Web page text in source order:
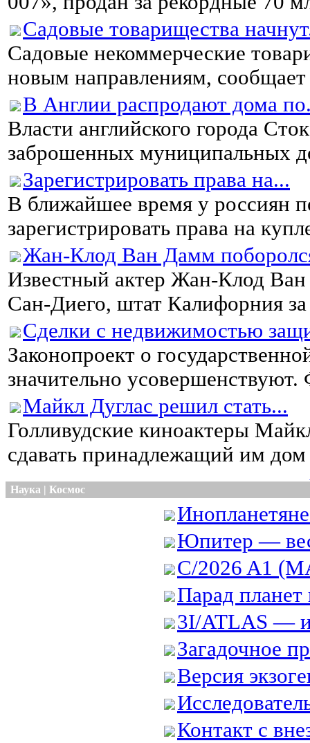
Садовые товарищества
Садовые некоммерческие
новым направлениям,
В Англии распродают дома
Власти английского города
заброшенных муниципальных
Зарегистрировать права на...
В ближайшее время у россиян
зарегистрировать права на
Жан-Клод Ван Дамм
Известный актер Жан-Клод
Сан-Диего, штат Калифорния
Сделки с недвижимостью
Законопроект о
значительно усовершенствуют.
Майкл Дуглас решил стать...
Голливудские киноактеры
сдавать принадлежащий им дом
Наука | Космос
Юпитер —
C/2026 A1
Парад планет
3I/ATLAS —
Загадочное
Версия
Контакт с